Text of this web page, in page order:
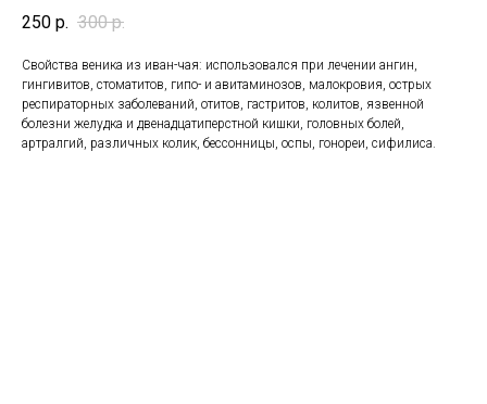
250 р. 300 р.
Свойства веника из иван-чая: использовался при лечении ангин,
гингивитов, стоматитов, гипо- и авитаминозов, малокровия, острых
респираторных заболеваний, отитов, гастритов, колитов, язвенной
болезни желудка и двенадцатиперстной кишки, головных болей,
артралгий, различных колик, бессонницы, оспы, гонореи, сифилиса.